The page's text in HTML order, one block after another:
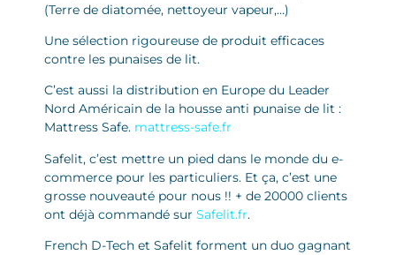
(Terre de diatomée, nettoyeur vapeur,…)
Une sélection rigoureuse de produit efficaces
contre les punaises de lit.
C’est aussi la distribution en Europe du Leader
Nord Américain de la housse anti punaise de lit :
Mattress Safe. mattress-safe.fr
Safelit, c’est mettre un pied dans le monde du e-
commerce pour les particuliers. Et ça, c’est une
grosse nouveauté pour nous !! + de 20000 clients
ont déjà commandé sur Safelit.fr.
French D-Tech et Safelit forment un duo gagnant